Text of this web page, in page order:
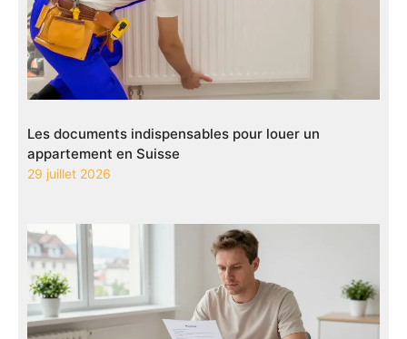
Les documents indispensables pour louer un
appartement en Suisse
29 juillet 2026